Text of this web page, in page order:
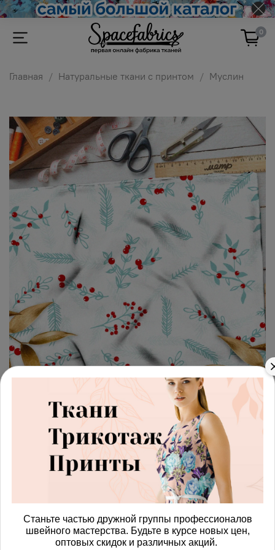
0
Главная Натуральные ткани с принтом Муслин
арт. 4287586_muslin
Ткань муслин прозрачные
веточки с клюквой
Получить доступ к оптовым ценам
В корзину
Станьте частью дружной группы профессионалов
швейного мастерства. Будьте в курсе новых цен,
оптовых скидок и различных акций.